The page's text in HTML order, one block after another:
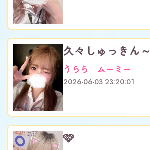
久々しゅっきん～
うらら ムーミー
2026-06-03 23:20:01
🩷